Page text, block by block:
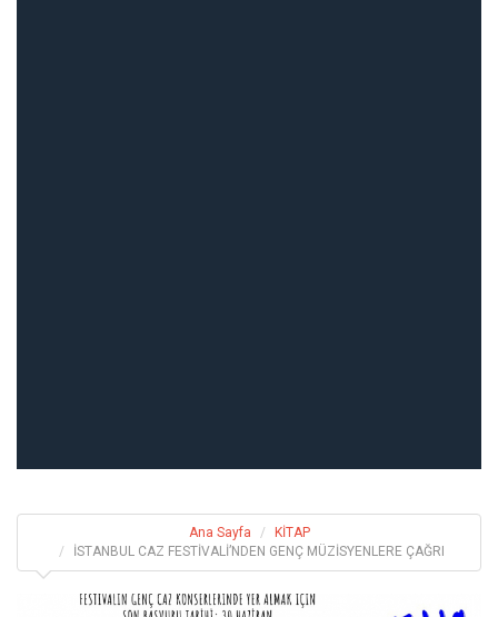
Ana Sayfa
KİTAP
İSTANBUL CAZ FESTİVALİ’NDEN GENÇ MÜZİSYENLERE ÇAĞRI